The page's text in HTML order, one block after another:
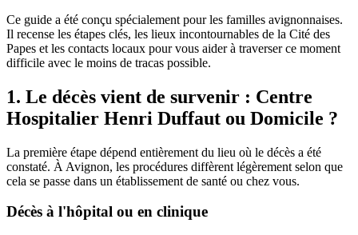
Ce guide a été conçu spécialement pour les familles avignonnaises.
Il recense les étapes clés, les lieux incontournables de la Cité des
Papes et les contacts locaux pour vous aider à traverser ce moment
difficile avec le moins de tracas possible.
1. Le décès vient de survenir : Centre
Hospitalier Henri Duffaut ou Domicile ?
La première étape dépend entièrement du lieu où le décès a été
constaté. À Avignon, les procédures diffèrent légèrement selon que
cela se passe dans un établissement de santé ou chez vous.
Décès à l'hôpital ou en clinique